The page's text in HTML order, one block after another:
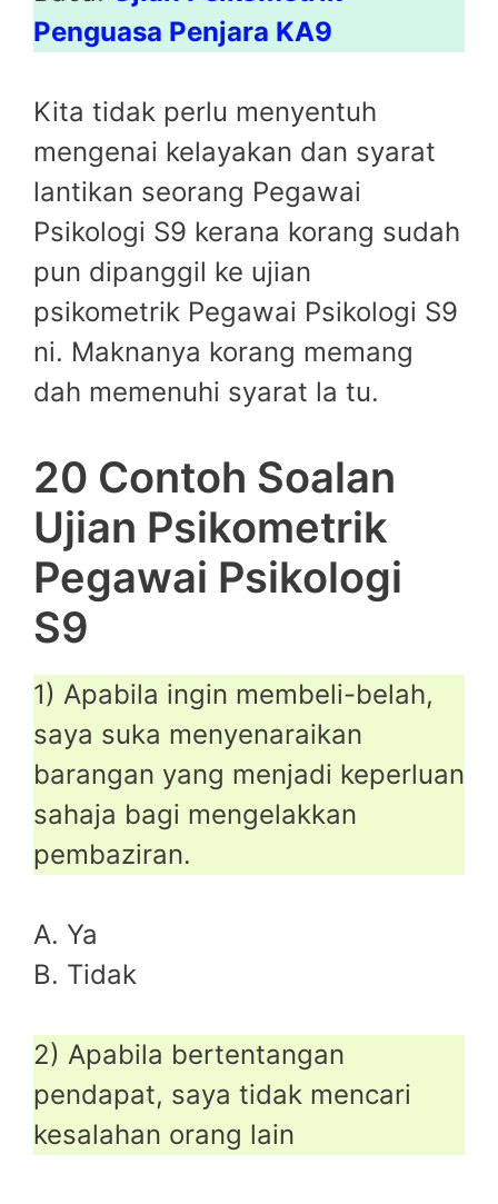
Penguasa Penjara KA9
Kita tidak perlu menyentuh
mengenai kelayakan dan syarat
lantikan seorang Pegawai
Psikologi S9 kerana korang sudah
pun dipanggil ke ujian
psikometrik Pegawai Psikologi S9
ni. Maknanya korang memang
dah memenuhi syarat la tu.
20 Contoh Soalan
Ujian Psikometrik
Pegawai Psikologi
S9
1) Apabila ingin membeli-belah,
saya suka menyenaraikan
barangan yang menjadi keperluan
sahaja bagi mengelakkan
pembaziran.
A. Ya
B. Tidak
2) Apabila bertentangan
pendapat, saya tidak mencari
kesalahan orang lain